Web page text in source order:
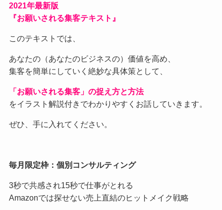
2021年最新版
『お願いされる集客テキスト』
このテキストでは、
あなたの（あなたのビジネスの）価値を高め、
集客を簡単にしていく絶妙な具体策として、
「お願いされる集客」の捉え方と方法
をイラスト解説付きでわかりやすくお話していきます。
ぜひ、手に入れてください。
毎月限定枠：個別コンサルティング
3秒で共感され15秒で仕事がとれる
Amazonでは探せない売上直結のヒットメイク戦略